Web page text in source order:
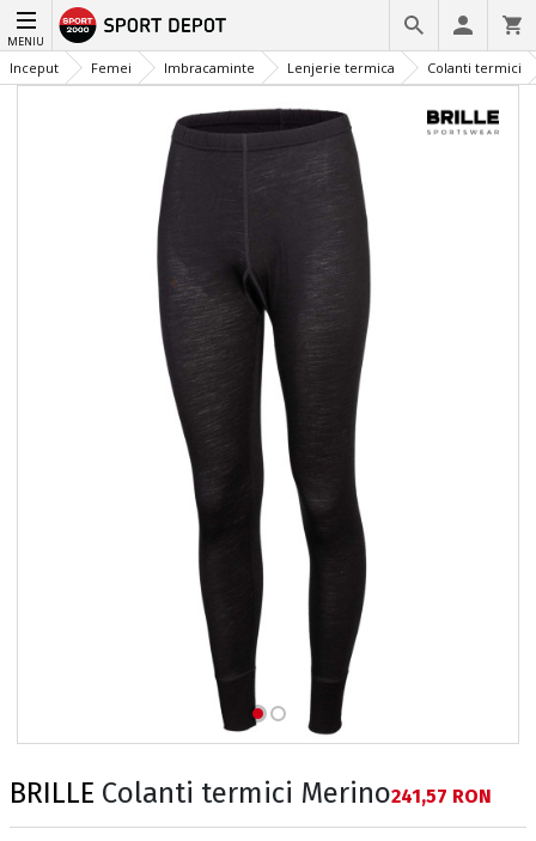
MENIU
Inceput Femei Imbracaminte Lenjerie termica Colanti termici
BRILLE Colanti termici MerinoТекуща цена:
241,57 RON